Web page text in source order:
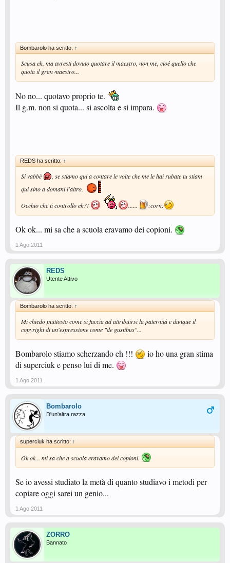
Bombarolo ha scritto: ↑
Scusa eh, ma avresti dovuto quotare il maestro, non me, cioé quello che
quota il gran maestro...
No no... quotavo proprio te.
Il g.m. non si quota... si ascolta e si impara.
REDS ha scritto: ↑
Sì vabbè
, se stiamo qui a contare le volte che me le hai rubate tu stiam
qui sino a domani l'altro.
Occhio che ti controllo eh?!
...... :corn:
Ok ok... mi sa che a scuola eravamo dei copioni.
1 Ago 2011
REDS
Utente Attivo
Bombarolo ha scritto: ↑
Mi chiedo piuttosto come si faccia ad attribuirsi la paternità e dunque il
copyright di un'espressione come "de gustibus"...
Bombarolo stiamo scherzando eh !!!
io ho una gran stima
di superciuk e penso lui di me.
1 Ago 2011
Bombarolo
D'un'altra razza
superciuk ha scritto: ↑
Ok ok... mi sa che a scuola eravamo dei copioni.
Se io avessi studiato la metà di quanto studiavo i metodi per
copiare oggi sarei un genio...
1 Ago 2011
ZORRO
Bannato